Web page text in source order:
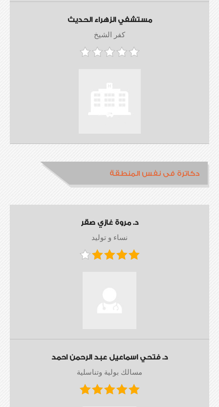
مستشفي الزهراء الحديث
كفر الشيخ
دكاترة فى نفس المنطقة
د. مروة غازي صقر
نساء و توليد
د. فتحي اسماعيل عبد الرحمن احمد
مسالك بولية وتناسلية